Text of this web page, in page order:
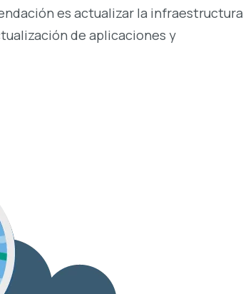
es actualizar la infraestructura
de aplicaciones y